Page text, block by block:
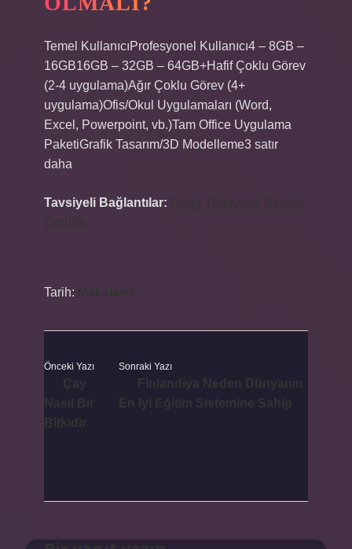
Temel KullanıcıProfesyonel Kullanıcı4 – 8GB –
16GB16GB – 32GB – 64GB+Hafif Çoklu Görev
(2-4 uygulama)Ağır Çoklu Görev (4+
uygulama)Ofis/Okul Uygulamaları (Word,
Excel, Powerpoint, vb.)Tam Office Uygulama
PaketiGrafik Tasarım/3D Modelleme3 satır
daha
Tavsiyeli Bağlantılar:
Tarih:
Önceki Yazı Sonraki Yazı